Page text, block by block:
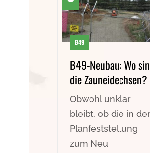
B49
B49-Neubau: Wo
die Zauneidechsen?
Obwohl unklar
bleibt, ob die in der
Planfeststellung
zum Neu